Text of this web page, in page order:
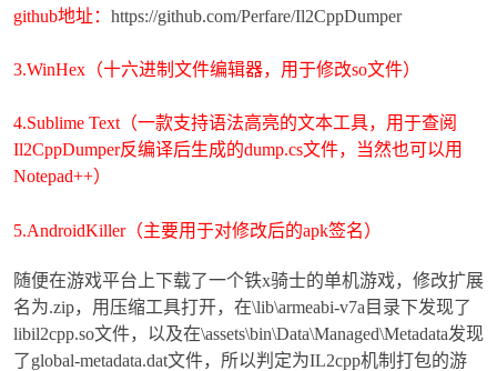
github地址： https://github.com/Perfare/Il2CppDumper
3.WinHex（十六进制文件编辑器，用于修改so文件）
4.Sublime Text（一款支持语法高亮的文本工具，用于查阅
Il2CppDumper反编译后生成的dump.cs文件，当然也可以用
Notepad++）
5.AndroidKiller（主要用于对修改后的apk签名）
随便在游戏平台上下载了一个铁x骑士的单机游戏，修改扩展
名为.zip，用压缩工具打开，在\lib\armeabi-v7a目录下发现了
libil2cpp.so文件，以及在\assets\bin\Data\Managed\Metadata发现
了global-metadata.dat文件，所以判定为IL2cpp机制打包的游